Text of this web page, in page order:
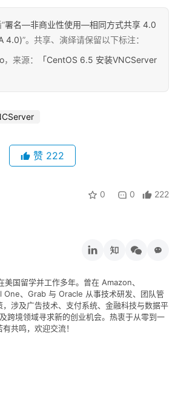
注册
署名—非商业性使用—相同方式共享 4.0
4.0)”。共享、演绎请保留以下标注：
，来源：
「CentOS 6.5 安装VNCServer
赞 222
0 0 222
美国留学并工作多年。曾在 Amazon、
One、Grab 与 Oracle 从事技术研发、团队管
，涉及广告技术、支付系统、金融科技与数据平
跨境领域寻求新的创业机会。热衷于从零到一
共鸣，欢迎交流！